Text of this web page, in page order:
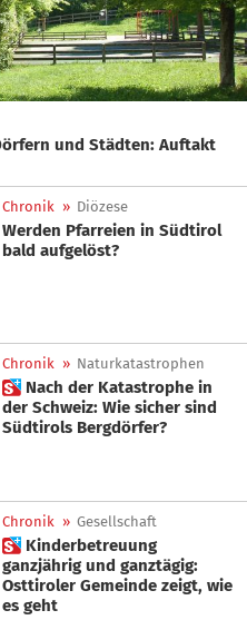
Chronik » Diözese
Werden Pfarreien in Südtirol
bald aufgelöst?
Chronik » Naturkatastrophen
 Nach der Katastrophe in
der Schweiz: Wie sicher sind
Südtirols Bergdörfer?
Chronik » Gesellschaft
 Kinderbetreuung
ganzjährig und ganztägig:
Osttiroler Gemeinde zeigt, wie
es geht